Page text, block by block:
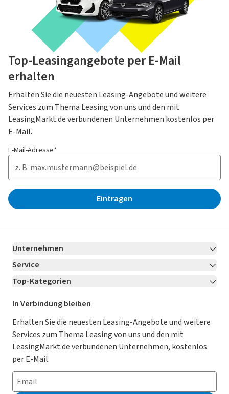
Top-Leasingangebote per E-Mail
erhalten
Erhalten Sie die neuesten Leasing-Angebote und weitere
Services zum Thema Leasing von uns und den mit
LeasingMarkt.de verbundenen Unternehmen kostenlos per
E-Mail.
E-Mail-Adresse*
Eintragen
Unternehmen
Über LeasingMarkt.de
Karriere Jetzt bewerben!
Für Händler
Kooperation mit AutoScout24
AGB
Datenschutz
Impressum
Service
Kontakt
Ratgeber
Magazin
Datenschutz-Einstellungen
So funktioniert’s
Häufig gestellte Fragen
Top-Kategorien
Leasing Deals
Gebrauchtwagen Leasing
Leasing ohne Anzahlung
E-Auto Leasing
Privatleasing
In Verbindung bleiben
Erhalten Sie die neuesten Leasing-Angebote und weitere
Services zum Thema Leasing von uns und den mit
LeasingMarkt.de verbundenen Unternehmen, kostenlos
per E-Mail.